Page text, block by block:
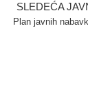
SLEDEĆA
Plan javnih